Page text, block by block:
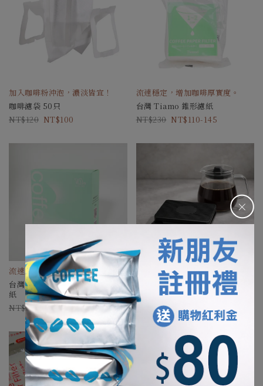
＋
加入咖啡粉沖泡，濃淡皆宜！
咖啡濾袋 50只
120
100
流速穩定，增加咖啡厚實度。
台灣 Tiamo 錐形濾紙
230
110-145
流速順暢穩定，風味無痛升級。
台灣 CoffEETAiL 不織布錐形濾
紙
220
185-205
計時電子秤
250
195